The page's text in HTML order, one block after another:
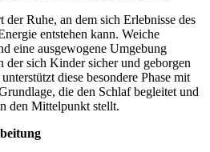
Ruhe, an dem sich Erlebnisse des
entstehen kann. Weiche
eine ausgewogene Umgebung
der sich Kinder sicher und geborgen
diese besondere Phase mit
die den Schlaf begleitet und
den Mittelpunkt stellt.